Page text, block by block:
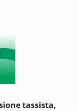
tassista,